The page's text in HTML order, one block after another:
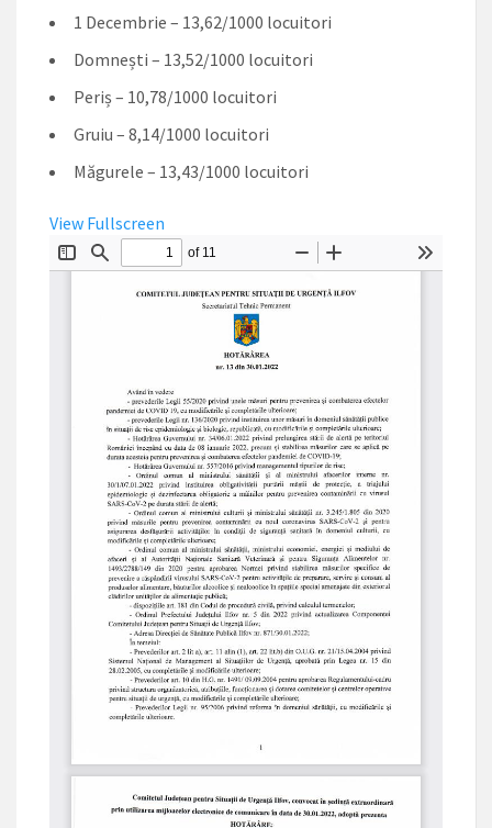
1 Decembrie – 13,62/1000 locuitori
Domnești – 13,52/1000 locuitori
Periș – 10,78/1000 locuitori
Gruiu – 8,14/1000 locuitori
Măgurele – 13,43/1000 locuitori
View Fullscreen